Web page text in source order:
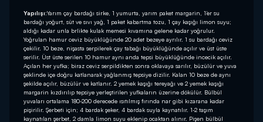
Yapılışı:Yarım çay bardağı sirke, 1 yumurta, yarım paket margarin, 1’er su
bardağı yoğurt, süt ve sıvı yağ, 1 paket kabartma tozu, 1 çay kaşığı limon suyu;
aldığı kadar unla brlikte kulak memesi kıvamına gelene kadar yoğrulur.
Yoğrulan hamur ceviz büyüklüğünde 20 adet bezeye ayrılır. 1 su bardağı ceviz
çekilir. 10 beze, nişasta serpilerek çay tabağı büyüklüğünde açılır ve üst üste
serilir. Üst üste serilen 10 hamur aynı anda tepsi büyüklüğünde incecik açılır.
Açılan her yufka; biraz ceviz serpildikten sonra oklavaya sarılır, büzülür ve yuva
şeklinde içe doğru katlanarak yağlanmış tepsiye dizilir. Kalan 10 beze de aynı
şekilde açılır, büzülür ve katlanır. 2 yemek kaşığı tereyağı ve 2 yemek kaşığı
margarin kızdırılıp tepsiye yerleştirilen yufkaların üzerine dökülür. Bülbül
yuvaları ortalama 180-200 derecede ısıtılmış fırında nar gibi kızarana kadar
pişirilir. Şerbeti için; 4 bardak şeker, 4 bardak suyla kaynatılır. 1-2 taşım
kaynatılan şerbet, 2 damla limon suyu eklenip ocaktan alınır. Pişen bülbül